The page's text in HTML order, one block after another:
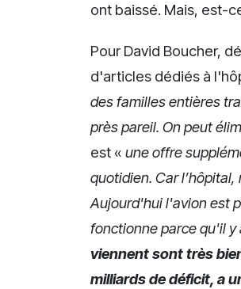
ont baissé. Mais, est-
Pour David Boucher,
d'articles dédiés à
des familles entières
près pareil. On peut
est « une offre
quotidien. Car
Aujourd'hui l'avion est
fonctionne parce qu'il y
viennent sont très
milliards de déficit, a